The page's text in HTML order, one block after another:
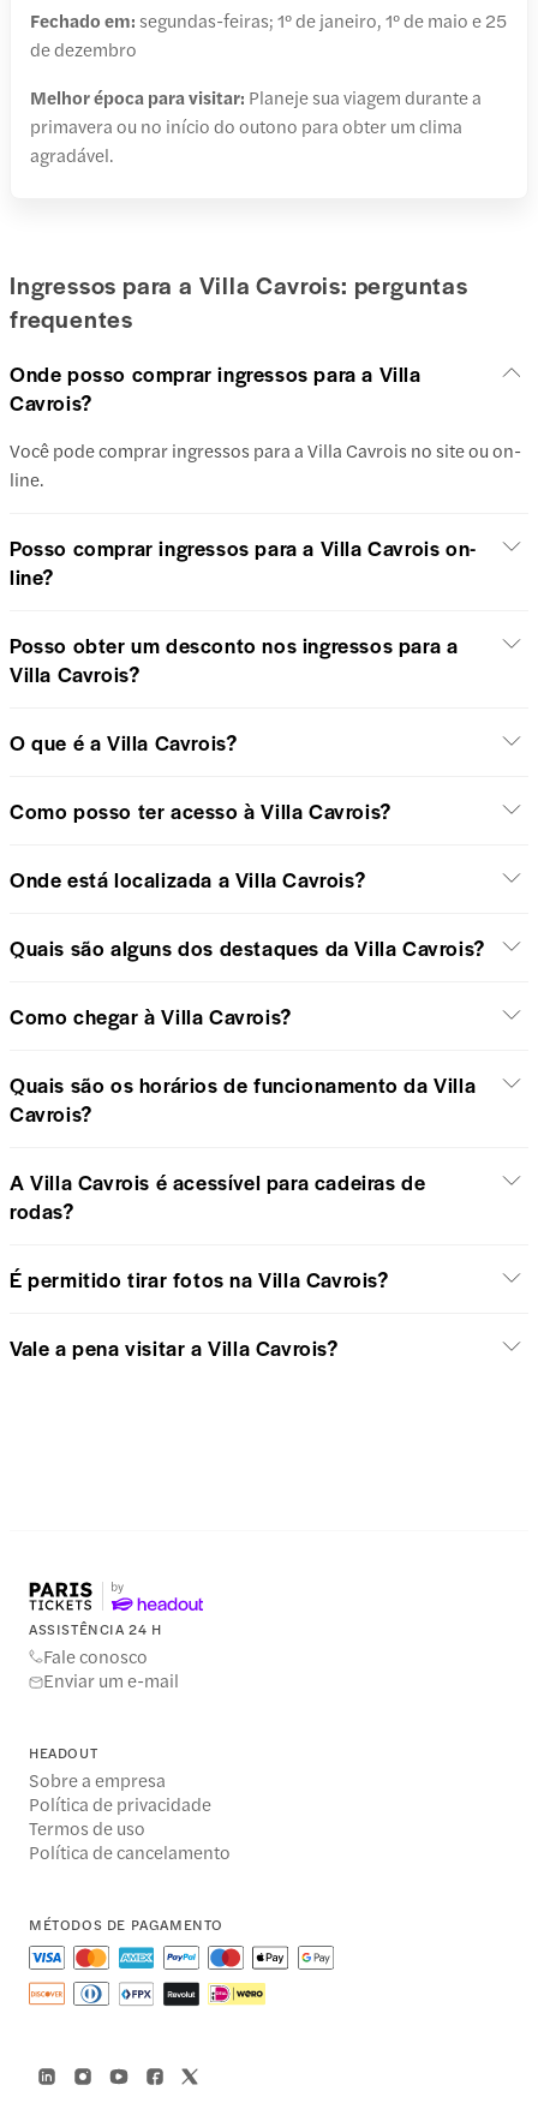
Fechado em:segundas-feiras; 1º de janeiro, 1º de maio e 25
de dezembro
Melhor época para visitar: Planeje sua viagem durante a
primavera ou no início do outono para obter um clima
agradável.
Ingressos para a Villa Cavrois: perguntas
frequentes
Onde posso comprar ingressos para a Villa
Cavrois?
Você pode comprar ingressos para a Villa Cavrois no site ou on-
line.
Posso comprar ingressos para a Villa Cavrois on-
line?
Posso obter um desconto nos ingressos para a
Villa Cavrois?
O que é a Villa Cavrois?
Como posso ter acesso à Villa Cavrois?
Onde está localizada a Villa Cavrois?
Quais são alguns dos destaques da Villa Cavrois?
Como chegar à Villa Cavrois?
Quais são os horários de funcionamento da Villa
Cavrois?
A Villa Cavrois é acessível para cadeiras de
rodas?
É permitido tirar fotos na Villa Cavrois?
Vale a pena visitar a Villa Cavrois?
ASSISTÊNCIA 24 H
Fale conosco
Enviar um e-mail
HEADOUT
Sobre a empresa
Política de privacidade
Termos de uso
Política de cancelamento
MÉTODOS DE PAGAMENTO